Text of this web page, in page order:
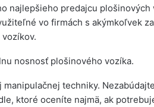
najlepšieho predajcu plošinových
vo firmách s akýmkoľvek
nosnosť plošinového vozíka.
techniky.
ktoré oceníte najmä, ak